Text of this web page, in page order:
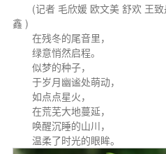
(记者 毛欣媛 欧文美 舒欢 王
鑫 )
在残冬的尾音里，
绿意悄然启程。
似梦的种子，
于岁月幽谧处萌动，
如点点星火，
在荒芜大地蔓延，
唤醒沉睡的山川，
温柔了时光的眼眸。